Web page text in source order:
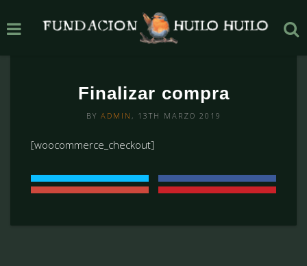
Finalizar compra
BY ADMIN , 13TH MARZO 2019
[woocommerce_checkout]